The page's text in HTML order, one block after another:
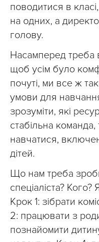
поводитися в
на одних, а
голову.
Насамперед треба
щоб усім було
почуті, ми все ж
умови для
зрозуміти, які
стабільна
навчатися,
дітей.
Що нам треба
спеціаліста?
Крок 1: зібрати
2: працювати з
познайомити